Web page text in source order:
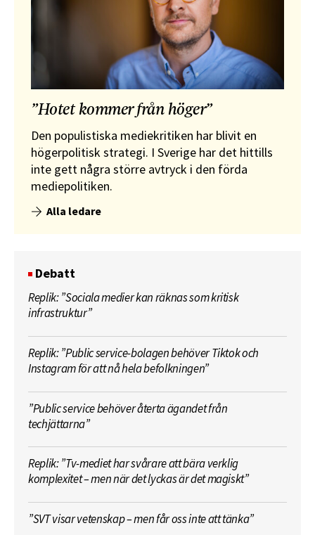
”Hotet kommer från höger”
Den populistiska mediekritiken har blivit en
högerpolitisk strategi. I Sverige har det hittills
inte gett några större avtryck i den förda
mediepolitiken.
Alla ledare
Debatt
Replik: ”Sociala medier kan räknas som kritisk
infrastruktur”
Replik: ”Public service-bolagen behöver Tiktok och
Instagram för att nå hela befolkningen”
”Public service behöver återta ägandet från
techjättarna”
Replik: ”Tv-mediet har svårare att bära verklig
komplexitet – men när det lyckas är det magiskt”
”SVT visar vetenskap – men får oss inte att tänka”